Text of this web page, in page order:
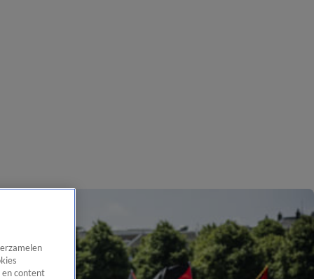
en content